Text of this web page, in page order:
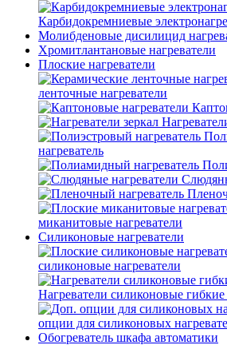
Карбидокремниевые
Молибденовые дисилицид
Хромитлантановые нагреватели
Плоские нагреватели
ленточные нагреватели
нагреватель
миканитовые нагреватели
Силиконовые нагреватели
силиконовые нагреватели
Нагреватели силиконовые
опции для силиконовых
Обогреватель шкафа автоматики